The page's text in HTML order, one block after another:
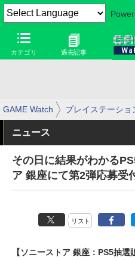
カテゴリ 過去記事
GAME Watch プレイステーショ
ニュース
その日に結果がわかる
ア 銀座にて第2弾応募受
リスト
【ソニーストア 銀座：PS5抽選